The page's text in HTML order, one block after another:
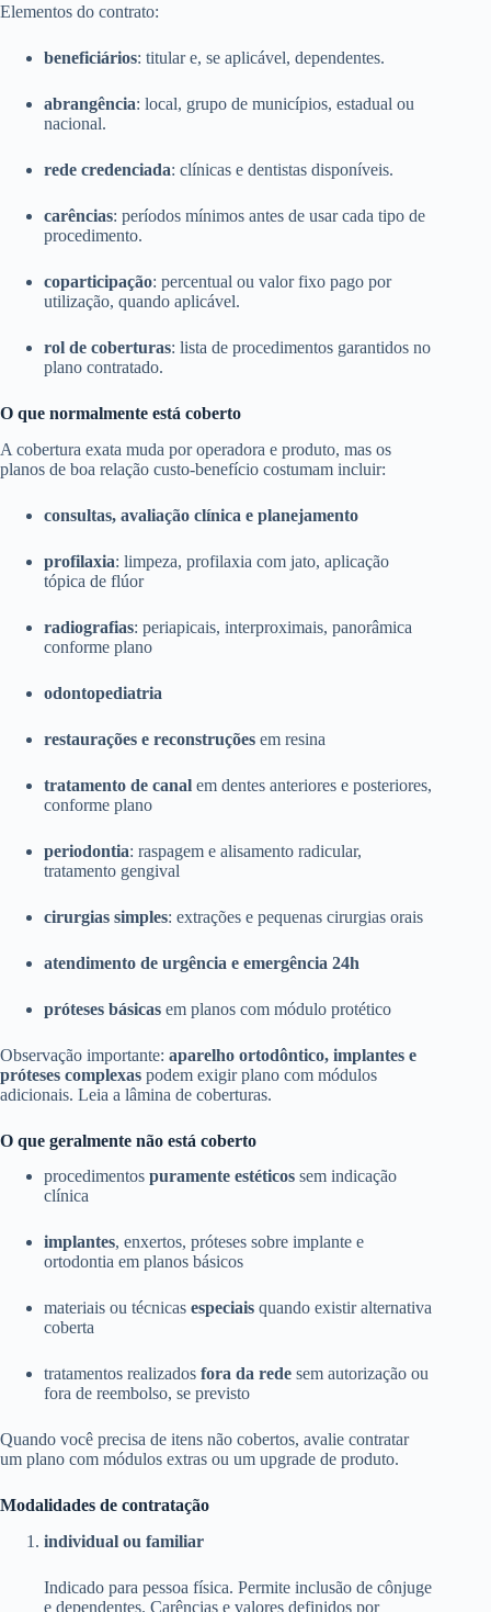
Elementos do contrato:
beneficiários: titular e, se aplicável, dependentes.
abrangência: local, grupo de municípios, estadual ou
nacional.
rede credenciada: clínicas e dentistas disponíveis.
carências: períodos mínimos antes de usar cada tipo de
procedimento.
coparticipação: percentual ou valor fixo pago por
utilização, quando aplicável.
rol de coberturas: lista de procedimentos garantidos no
plano contratado.
O que normalmente está coberto
A cobertura exata muda por operadora e produto, mas os
planos de boa relação custo-benefício costumam incluir:
consultas, avaliação clínica e planejamento
profilaxia: limpeza, profilaxia com jato, aplicação
tópica de flúor
radiografias: periapicais, interproximais, panorâmica
conforme plano
odontopediatria
restaurações e reconstruções em resina
tratamento de canal em dentes anteriores e posteriores,
conforme plano
periodontia: raspagem e alisamento radicular,
tratamento gengival
cirurgias simples: extrações e pequenas cirurgias orais
atendimento de urgência e emergência 24h
próteses básicas em planos com módulo protético
Observação importante: aparelho ortodôntico, implantes e
próteses complexas podem exigir plano com módulos
adicionais. Leia a lâmina de coberturas.
O que geralmente não está coberto
procedimentos puramente estéticos sem indicação
clínica
implantes, enxertos, próteses sobre implante e
ortodontia em planos básicos
materiais ou técnicas especiais quando existir alternativa
coberta
tratamentos realizados fora da rede sem autorização ou
fora de reembolso, se previsto
Quando você precisa de itens não cobertos, avalie contratar
um plano com módulos extras ou um upgrade de produto.
Modalidades de contratação
individual ou familiar
Indicado para pessoa física. Permite inclusão de cônjuge
e dependentes. Carências e valores definidos por